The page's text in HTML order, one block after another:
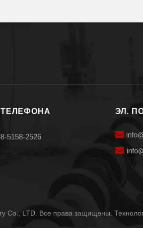
5158-2526
ЭЛ.

 i
Co., LTD. Все права защищены.